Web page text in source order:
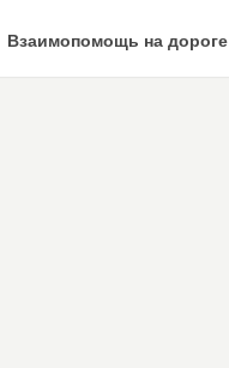
Взаимопомощь на дороге